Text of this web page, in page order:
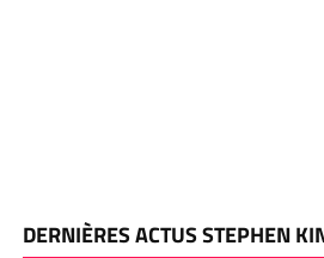
DERNIÈRES ACTUS STEPHEN